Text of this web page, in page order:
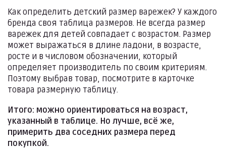
Как определить детский размер варежек? У каждого
бренда своя таблица размеров. Не всегда размер
варежек для детей совпадает с возрастом. Размер
может выражаться в длине ладони, в возрасте,
росте и в числовом обозначении, который
определяет производитель по своим критериям.
Поэтому выбрав товар, посмотрите в карточке
товара размерную таблицу.
Итого: можно ориентироваться на возраст,
указанный в таблице. Но лучше, всё же,
примерить два соседних размера перед
покупкой.